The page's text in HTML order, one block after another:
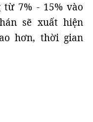
từ 7% - 15% vào
sẽ xuất hiện
hơn, thời gian